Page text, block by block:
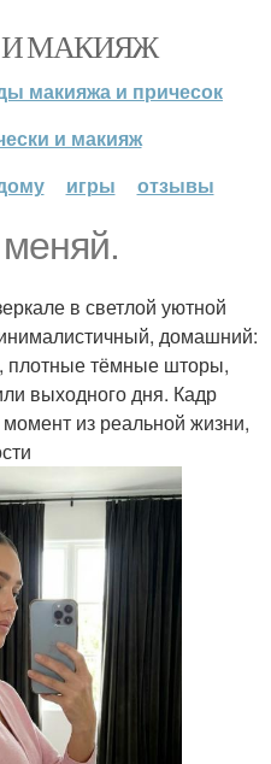
И МАКИЯЖ
макияжа и причесок
и макияж
игры отзывы
в светлой уютной
домашний:
плотные тёмные шторы,
выходного дня. Кадр
из реальной жизни,